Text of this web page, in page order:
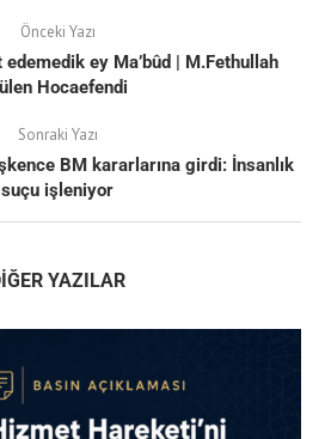
Önceki Yazı
edemedik ey Ma’bûd | M.Fethullah
Hocaefendi
Sonraki Yazı
BM kararlarına girdi: İnsanlık
suçu işleniyor
YAZILAR